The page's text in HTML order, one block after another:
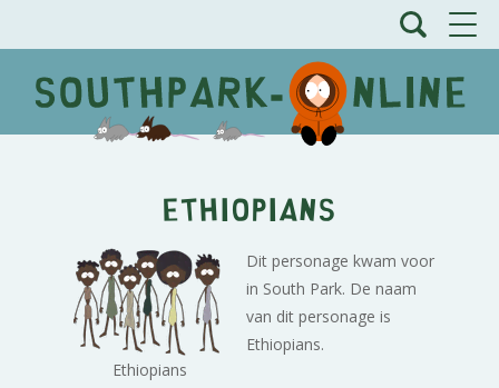
Ethiopians
Ethiopians
Dit personage kwam voor
in South Park. De naam
van dit personage is
Ethiopians.